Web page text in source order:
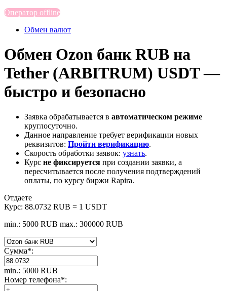
Оператор offline
Обмен валют
Обмен Ozon банк RUB на
Tether (ARBITRUM) USDT —
быстро и безопасно
Заявка обрабатывается в автоматическом режиме
круглосуточно.
Данное направление требует верификации новых
реквизитов: Пройти верификацию.
Скорость обработки заявок: узнать.
Курс не фиксируется при создании заявки, а
пересчитывается после получения подтверждений
оплаты, по курсу биржи Rapira.
Отдаете
Курс: 88.0732 RUB = 1 USDT
min.: 5000 RUB max.: 300000 RUB
Сумма*:
min.: 5000 RUB
Номер телефона*: